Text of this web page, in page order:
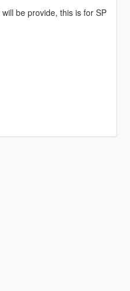
be provide, this is for SP